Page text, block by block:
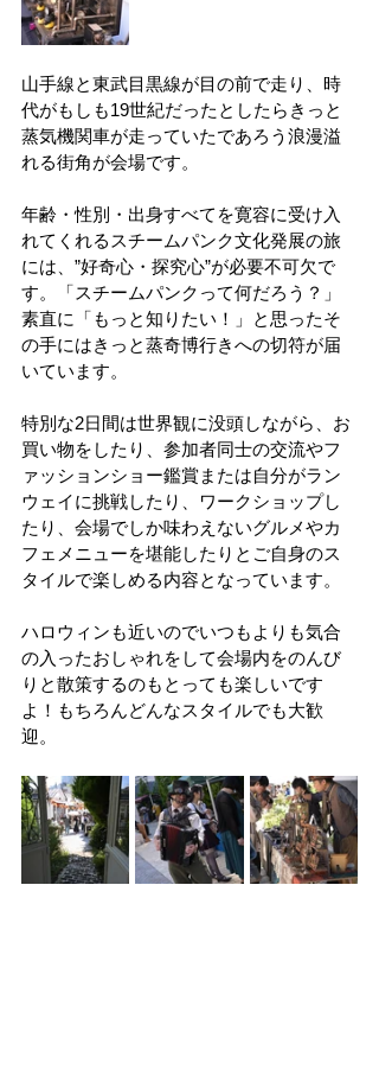
山手線と東武目黒線が目の前で走り、時
代がもしも19世紀だったとしたらきっと
蒸気機関車が走っていたであろう浪漫溢
れる街角が会場です。
年齢・性別・出身すべてを寛容に受け入
れてくれるスチームパンク文化発展の旅
には、”好奇心・探究心”が必要不可欠で
す。「スチームパンクって何だろう？」
素直に「もっと知りたい！」と思ったそ
の手にはきっと蒸奇博行きへの切符が届
いています。
特別な2日間は世界観に没頭しながら、お
買い物をしたり、参加者同士の交流やフ
ァッションショー鑑賞または自分がラン
ウェイに挑戦したり、ワークショップし
たり、会場でしか味わえないグルメやカ
フェメニューを堪能したりとご自身のス
タイルで楽しめる内容となっています。
ハロウィンも近いのでいつもよりも気合
の入ったおしゃれをして会場内をのんび
りと散策するのもとっても楽しいです
よ！もちろんどんなスタイルでも大歓
迎。